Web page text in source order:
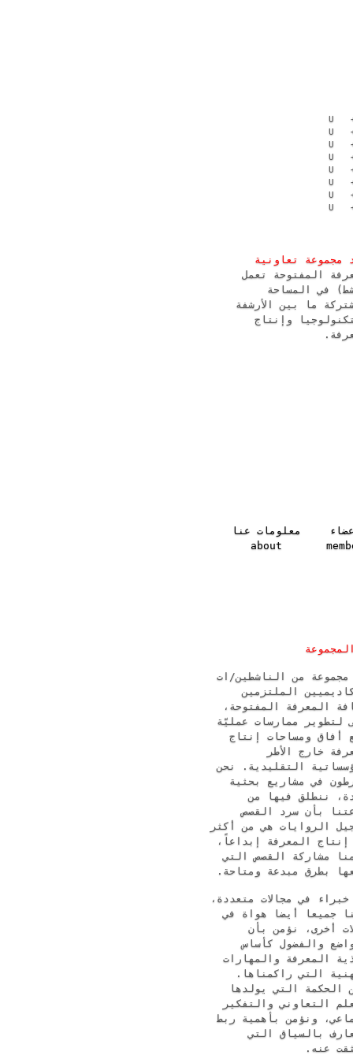
U
U
U
U
U
U
U
U
مجموعة تعاونية
المفتوحة تعمل
في المساحة
ما بين الأرشفة
وإنتاج
معلومات عنا
about
مجموعة من الناشطين/ات
الملتزمين
المعرفة المفتوحة،
لتطوير ممارسات عمليّة
أفاق ومساحات إنتاج
خارج الأطر
التقليدية. نحن
في مشاريع بحثية
ننطلق فيها من
بأن سرد القصص
الروايات هي من أكثر
المعرفة إبداعاً،
مشاركة القصص التي
بطرق مبدعة ومتاحة.
في مجالات متعددة،
جميعا أيضا هواة في
أخرى، نؤمن بأن
والفضول كأساس
المعرفة والمهارات
التي راكمناها.
الحكمة التي يولدها
التعاوني والتفكير
ونؤمن بأهمية ربط
بالسياق التي
عنه.